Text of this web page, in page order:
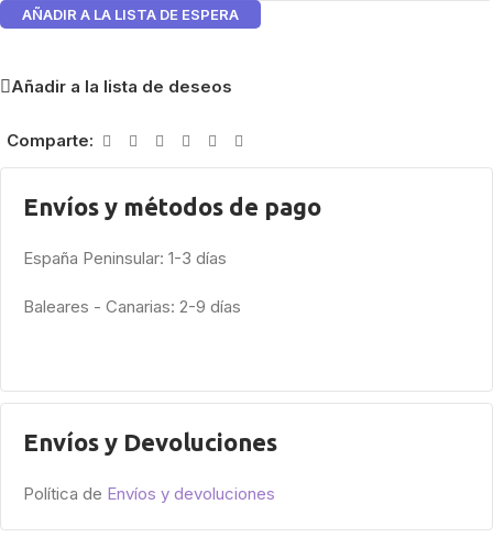
AÑADIR A LA LISTA DE ESPERA
Añadir a la lista de deseos
Comparte:
Envíos y métodos de pago
España Peninsular: 1-3 días
Baleares - Canarias: 2-9 días
Envíos y Devoluciones
Política de Envíos y devoluciones